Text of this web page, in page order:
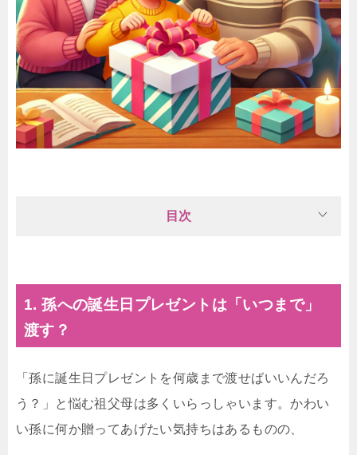
目次
1. 孫への誕生日プレゼントは「いつまで」
渡す？
「孫に誕生日プレゼントを何歳まで渡せばいいんだろ
う？」と悩む祖父母は多くいらっしゃいます。かわい
い孫に何か贈ってあげたい気持ちはあるものの、